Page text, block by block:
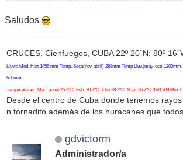
Saludos
CRUCES, Cienfuegos, CUBA 22º 20`N; 80º
Lluvia Med. Hist 1456 mm Temp. Seca(nov-abril) 288mm Temp Lluv.(may-oct)
500mm
Temperaturas Med. anual 25.3ºC Feb. 20.7ºC Julio 28.2ºC Max. 36.2ºC 02/05/09 Min.
Desde el centro de Cuba donde tenemos
n tornadito además de los huracanes que
gdvictorm
Administrador/a